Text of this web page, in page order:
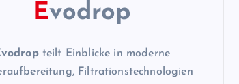
Evodrop
teilt Einblicke in moderne
Filtrationstechnologien